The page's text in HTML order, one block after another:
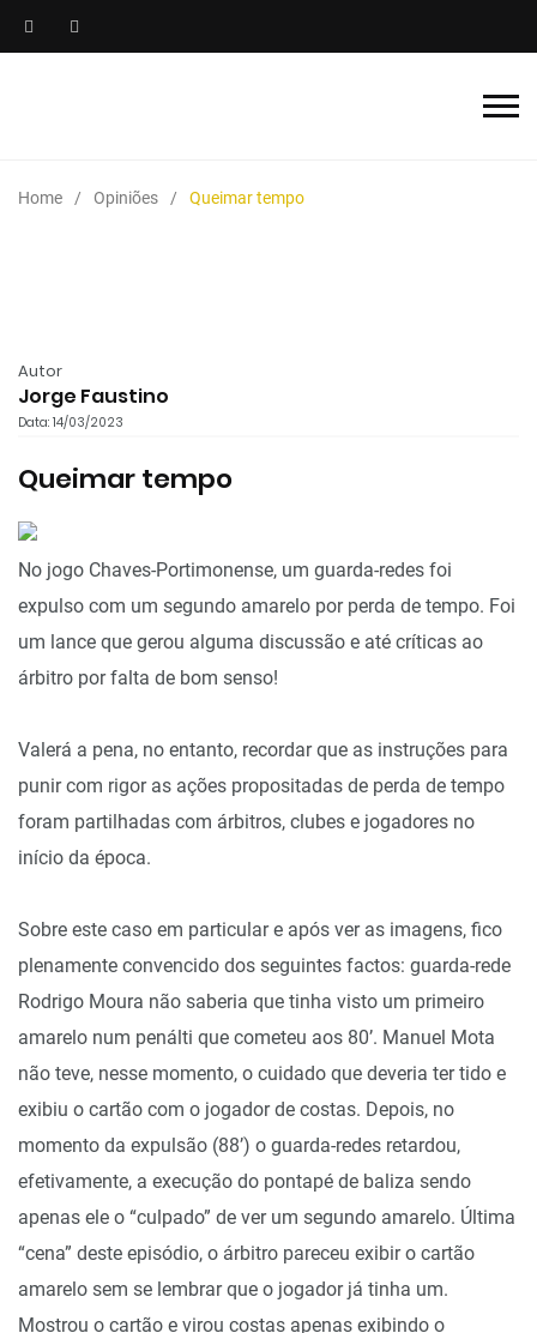
Home Opiniões Queimar tempo
Autor
Jorge Faustino
Data: 14/03/2023
Queimar tempo
No jogo Chaves-Portimonense, um guarda-redes foi
expulso com um segundo amarelo por perda de tempo. Foi
um lance que gerou alguma discussão e até críticas ao
árbitro por falta de bom senso!
Valerá a pena, no entanto, recordar que as instruções para
punir com rigor as ações propositadas de perda de tempo
foram partilhadas com árbitros, clubes e jogadores no
início da época.
Sobre este caso em particular e após ver as imagens, fico
plenamente convencido dos seguintes factos: guarda-rede
Rodrigo Moura não saberia que tinha visto um primeiro
amarelo num penálti que cometeu aos 80’. Manuel Mota
não teve, nesse momento, o cuidado que deveria ter tido e
exibiu o cartão com o jogador de costas. Depois, no
momento da expulsão (88’) o guarda-redes retardou,
efetivamente, a execução do pontapé de baliza sendo
apenas ele o “culpado” de ver um segundo amarelo. Última
“cena” deste episódio, o árbitro pareceu exibir o cartão
amarelo sem se lembrar que o jogador já tinha um.
Mostrou o cartão e virou costas apenas exibindo o